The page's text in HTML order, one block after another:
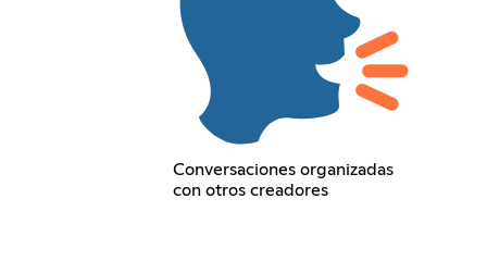
Conversaciones organizadas
con otros creadores